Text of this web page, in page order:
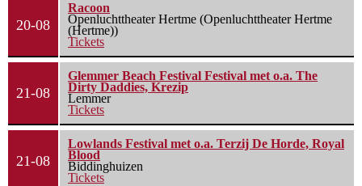
20-08
Racoon
Openluchttheater Hertme (Openluchttheater Hertme
(Hertme))
Tickets
21-08
Glemmer Beach Festival Festival met o.a. The
Dirty Daddies, Krezip
Lemmer
Tickets
21-08
Lowlands Festival met o.a. Terzij De Horde, Royal
Blood
Biddinghuizen
Tickets